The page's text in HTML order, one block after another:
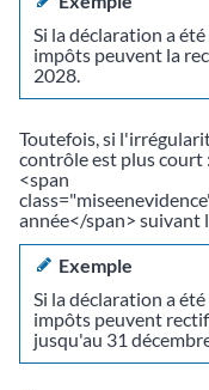
Si la déclaration a
impôts peuvent la
2028.
Toutefois, si
contrôle est plus court
<span
année</span> suivant
Exemple
Si la déclaration a
impôts peuvent
jusqu'au 31